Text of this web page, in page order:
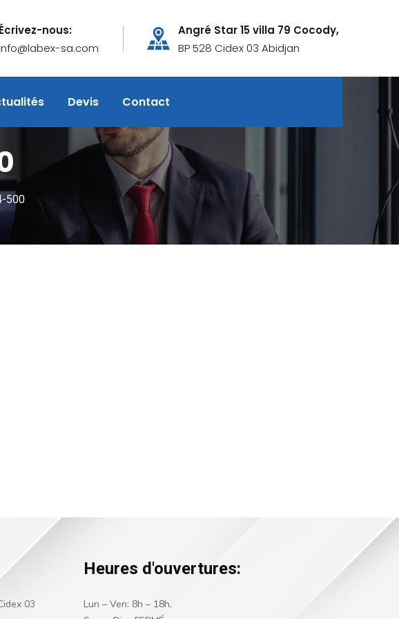
Écrivez-nous:
sa.com
Angré Star 15 villa 79 Cocody,
BP 528 Cidex 03 Abidjan
Devis Contact
500
03
Heures d'ouvertures:
Lun – Ven: 8h – 18h,